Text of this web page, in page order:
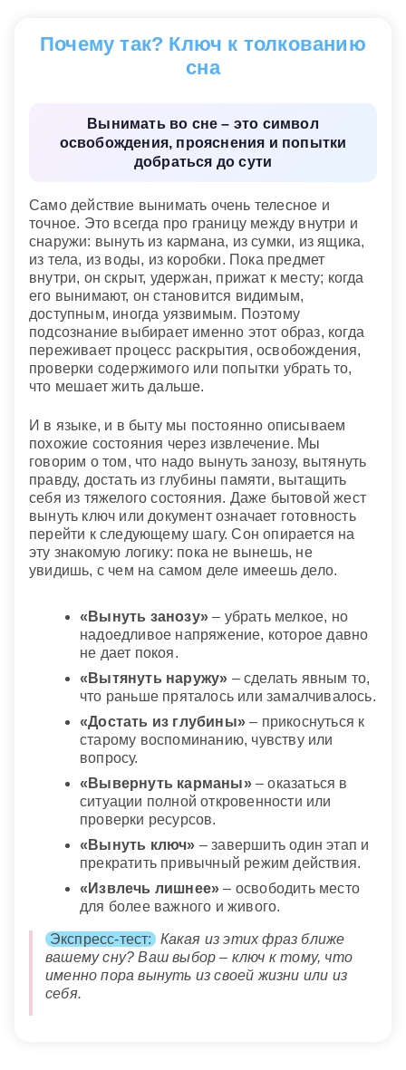
проблемой вступления в сексуальный контакт.
Вам хочется добиться этого как можно быстрее.
Почему так? Ключ к толкованию
сна
Вынимать во сне – это символ
освобождения, прояснения и попытки
добраться до сути
Само действие вынимать очень телесное и
точное. Это всегда про границу между внутри и
снаружи: вынуть из кармана, из сумки, из ящика,
из тела, из воды, из коробки. Пока предмет
внутри, он скрыт, удержан, прижат к месту; когда
его вынимают, он становится видимым,
доступным, иногда уязвимым. Поэтому
подсознание выбирает именно этот образ, когда
переживает процесс раскрытия, освобождения,
проверки содержимого или попытки убрать то,
что мешает жить дальше.
И в языке, и в быту мы постоянно описываем
похожие состояния через извлечение. Мы
говорим о том, что надо вынуть занозу, вытянуть
правду, достать из глубины памяти, вытащить
себя из тяжелого состояния. Даже бытовой жест
вынуть ключ или документ означает готовность
перейти к следующему шагу. Сон опирается на
эту знакомую логику: пока не вынешь, не
увидишь, с чем на самом деле имеешь дело.
«Вынуть занозу» – убрать мелкое, но
надоедливое напряжение, которое давно
не дает покоя.
«Вытянуть наружу» – сделать явным то,
что раньше пряталось или замалчивалось.
«Достать из глубины» – прикоснуться к
старому воспоминанию, чувству или
вопросу.
«Вывернуть карманы»– оказаться в
ситуации полной откровенности или
проверки ресурсов.
«Вынуть ключ» – завершить один этап и
прекратить привычный режим действия.
«Извлечь лишнее» – освободить место
для более важного и живого.
Экспресс-тест:
Какая из этих фраз ближе
вашему сну? Ваш выбор – ключ к тому, что
именно пора вынуть из своей жизни или из
себя.